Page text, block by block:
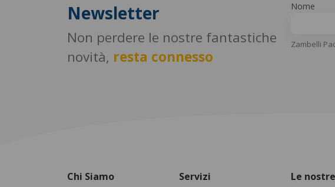
Newsletter
Non perdere le nostre fantastiche
novità, resta connesso
Nome
Zambelli
Chi Siamo Servizi Le